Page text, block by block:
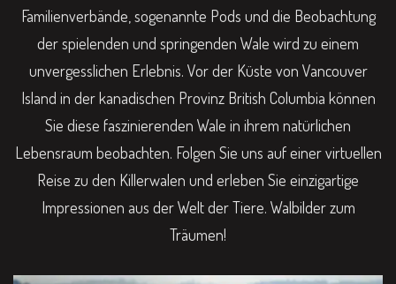
Familienverbände, sogenannte Pods und die Beobachtung
der spielenden und springenden Wale wird zu einem
unvergesslichen Erlebnis. Vor der Küste von Vancouver
Island in der kanadischen Provinz British Columbia können
Sie diese faszinierenden Wale in ihrem natürlichen
Lebensraum beobachten. Folgen Sie uns auf einer virtuellen
Reise zu den Killerwalen und erleben Sie einzigartige
Impressionen aus der Welt der Tiere. Walbilder zum
Träumen!